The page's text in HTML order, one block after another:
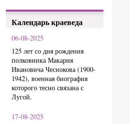
Календарь краеведа
06-08-2025
125 лет со дня рождения
полковника Макария
Ивановича Чеснокова (1900-
1942), военная биография
которого тесно связана с
Лугой.
17-08-2025